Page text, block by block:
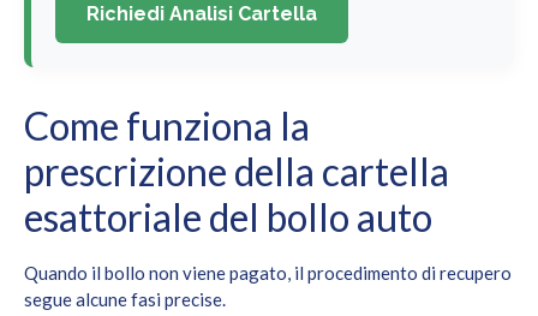
Richiedi Analisi Cartella
Come funziona la
prescrizione della cartella
esattoriale del bollo auto
Quando il bollo non viene pagato, il procedimento di recupero
segue alcune fasi precise.